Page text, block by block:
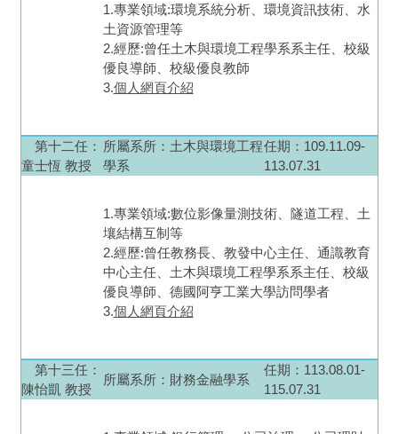
1.專業領域:環境系統分析、環境資訊技術、水
土資源管理等
2.經歷:曾任土木與環境工程學系系主任、校級
優良導師、校級優良教師
3.個人網頁介紹
第十二任：
童士恆 教授
所屬系所： 土木與環境工程
學系
任期：109.11.09-
113.07.31
1.專業領域:數位影像量測技術、隧道工程、土
壤結構互制等
2.經歷:曾任教務長、教發中心主任、通識教育
中心主任、土木與環境工程學系系主任、校級
優良導師、德國阿亨工業大學訪問學者
3.個人網頁介紹
第十三任：
陳怡凱 教授
所屬系所： 財務金融學系
任期：113.08.01-
115.07.31